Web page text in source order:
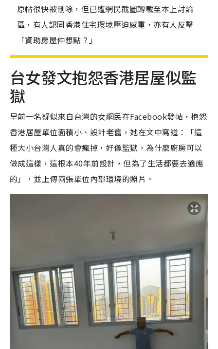
原帖很快被刪除，但已遭網民截圖轉載至本上討論
區，有人認同香港住宅環境壓迫感重，亦有人反擊
「資助房屋仲想點？」
台女發文抱怨香港居屋似監
獄
早前一名疑似來自台灣的女網民在Facebook發帖，抱怨
香港居屋單位面積小、設計老舊，她在文中寫道：「這
種大小台灣人真的會瘋掉，好像監獄，為什麼廚房可以
做成這樣，這根本40年前設計，但為了生活都要去適應
的」，並上傳兩張單位內部環境的照片。